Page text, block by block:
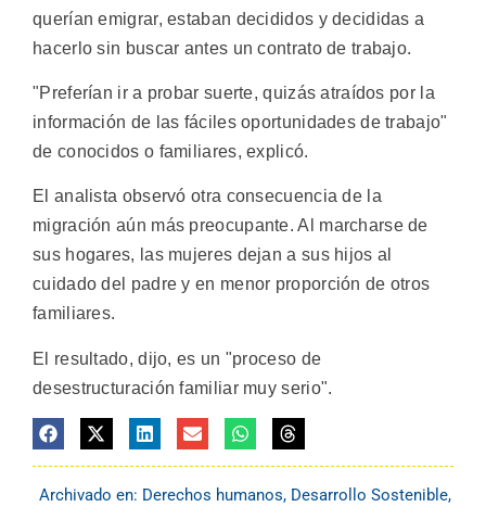
querían emigrar, estaban decididos y decididas a
hacerlo sin buscar antes un contrato de trabajo.
"Preferían ir a probar suerte, quizás atraídos por la
información de las fáciles oportunidades de trabajo"
de conocidos o familiares, explicó.
El analista observó otra consecuencia de la
migración aún más preocupante. Al marcharse de
sus hogares, las mujeres dejan a sus hijos al
cuidado del padre y en menor proporción de otros
familiares.
El resultado, dijo, es un "proceso de
desestructuración familiar muy serio".
Archivado en: Derechos humanos, Desarrollo Sostenible,